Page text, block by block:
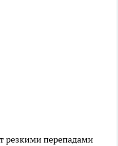
резкими перепадами